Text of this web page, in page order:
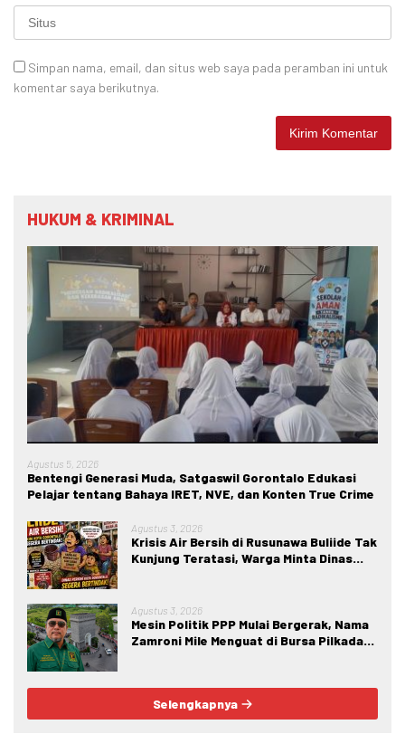
Simpan nama, email, dan situs web saya pada peramban ini untuk
komentar saya berikutnya.
HUKUM & KRIMINAL
Agustus 5, 2026
Bentengi Generasi Muda, Satgaswil Gorontalo Edukasi
Pelajar tentang Bahaya IRET, NVE, dan Konten True Crime
Agustus 3, 2026
Krisis Air Bersih di Rusunawa Buliide Tak
Kunjung Teratasi, Warga Minta Dinas
Agustus 3, 2026
Mesin Politik PPP Mulai Bergerak, Nama
Zamroni Mile Menguat di Bursa Pilkada
Selengkapnya